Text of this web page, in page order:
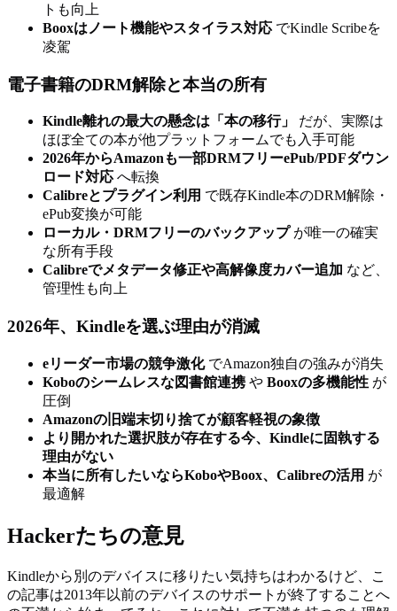
トも向上
Booxはノート機能やスタイラス対応 でKindle Scribeを
凌駕
電子書籍のDRM解除と本当の所有
Kindle離れの最大の懸念は「本の移行」
だが、実際は
ほぼ全ての本が他プラットフォームでも入手可能
2026年からAmazonも一部DRMフリーePub/PDFダウン
ロード対応 へ転換
Calibreとプラグイン利用 で既存Kindle本のDRM解除・
ePub変換が可能
ローカル・DRMフリーのバックアップが唯一の確実
な所有手段
Calibreでメタデータ修正や高解像度カバー追加 など、
管理性も向上
2026年、Kindleを選ぶ理由が消滅
eリーダー市場の競争激化でAmazon独自の強みが消失
Koboのシームレスな図書館連携や Booxの多機能性 が
圧倒
Amazonの旧端末切り捨てが顧客軽視の象徴
より開かれた選択肢が存在する今、Kindleに固執する
理由がない
本当に所有したいならKoboやBoox、Calibreの活用 が
最適解
Hackerたちの意見
Kindleから別のデバイスに移りたい気持ちはわかるけど、こ
の記事は2013年以前のデバイスのサポートが終了することへ